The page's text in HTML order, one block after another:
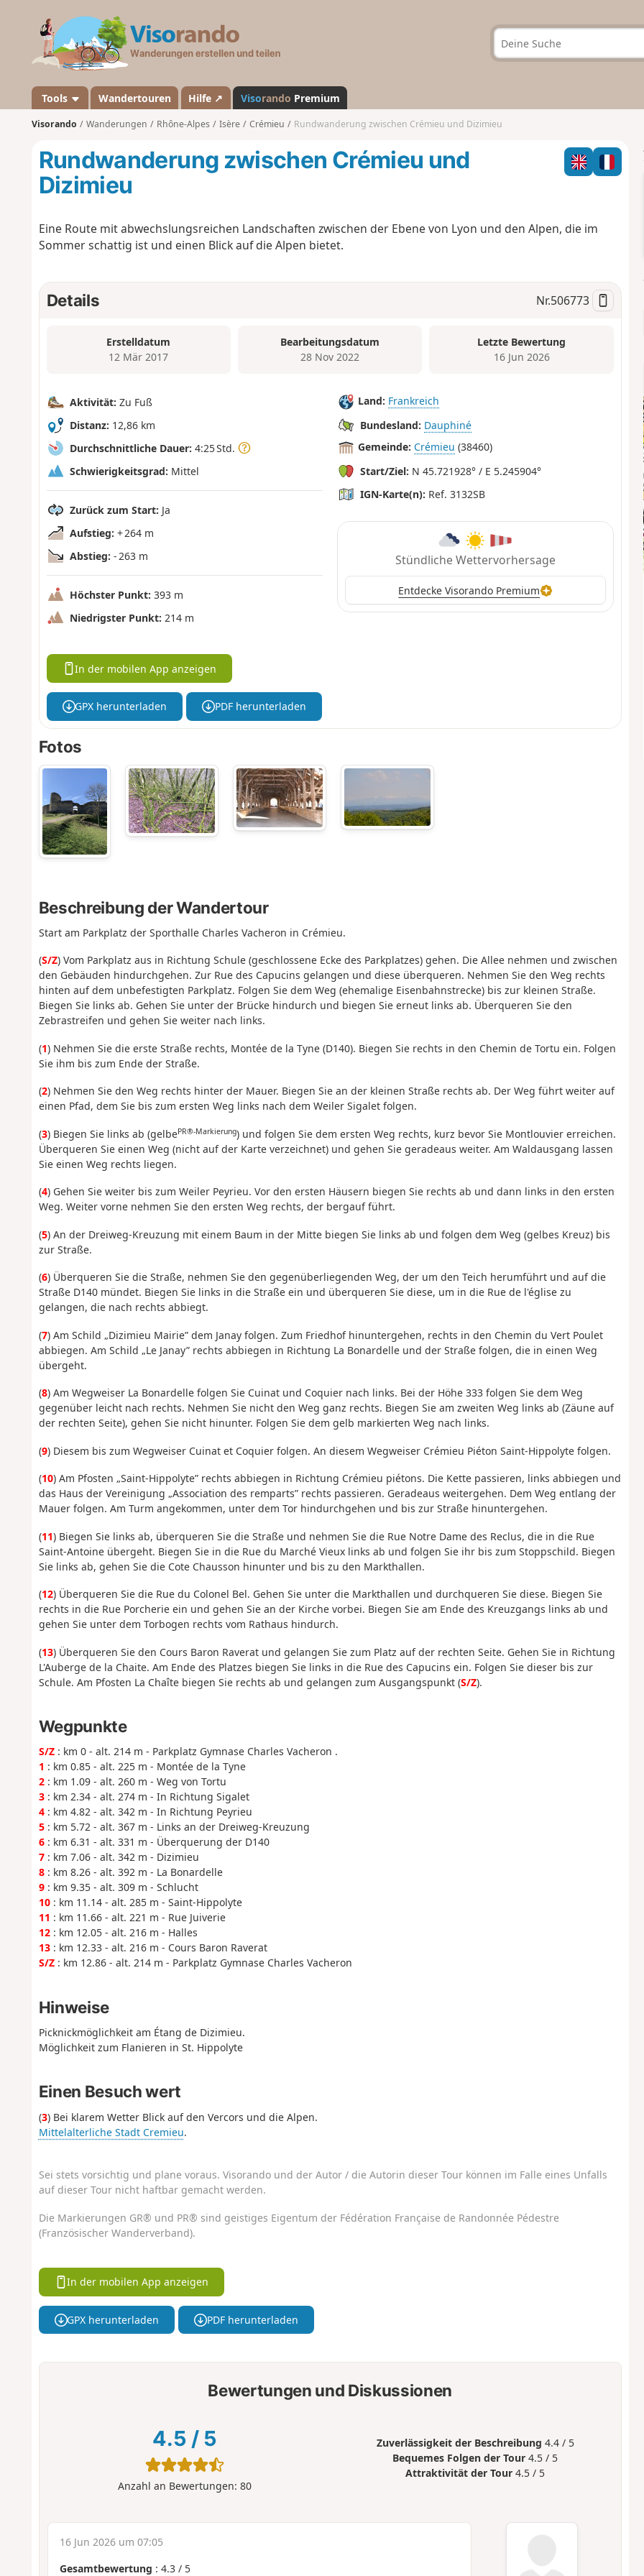
a
n
d
Tools Wandertouren Hilfe ↗ Visorando Premium
Visorando Wanderungen Rhône-Alpes Isère Crémieu Rundwanderung zwischen Crémieu und Dizimieu
Rundwanderung zwischen Crémieu und
Dizimieu
Eine Route mit abwechslungsreichen Landschaften zwischen der Ebene von Lyon und den Alpen, die im
Sommer schattig ist und einen Blick auf die Alpen bietet.
Details Nr.506773
Erstelldatum
12 Mär 2017
Bearbeitungsdatum
28 Nov 2022
Letzte Bewertung
16 Jun 2026
Aktivität: Zu Fuß
Distanz: 12,86 km
Durchschnittliche Dauer: 4:25 Std.
Schwierigkeitsgrad: Mittel
Zurück zum Start: Ja
Aufstieg: + 264 m
Abstieg: - 263 m
Höchster Punkt: 393 m
Niedrigster Punkt: 214 m
Land: Frankreich
Bundesland: Dauphiné
Gemeinde: Crémieu (38460)
Start/Ziel: N 45.721928° / E 5.245904°
IGN-Karte(n): Ref. 3132SB
Stündliche Wettervorhersage
Entdecke Visorando Premium
In der mobilen App anzeigen
GPX herunterladen PDF herunterladen
Fotos
Beschreibung der Wandertour
Start am Parkplatz der Sporthalle Charles Vacheron in Crémieu.
(S/Z) Vom Parkplatz aus in Richtung Schule (geschlossene Ecke des Parkplatzes) gehen. Die Allee nehmen und zwischen
den Gebäuden hindurchgehen. Zur Rue des Capucins gelangen und diese überqueren. Nehmen Sie den Weg rechts
hinten auf dem unbefestigten Parkplatz. Folgen Sie dem Weg (ehemalige Eisenbahnstrecke) bis zur kleinen Straße.
Biegen Sie links ab. Gehen Sie unter der Brücke hindurch und biegen Sie erneut links ab. Überqueren Sie den
Zebrastreifen und gehen Sie weiter nach links.
(1) Nehmen Sie die erste Straße rechts, Montée de la Tyne (D140). Biegen Sie rechts in den Chemin de Tortu ein. Folgen
Sie ihm bis zum Ende der Straße.
(2) Nehmen Sie den Weg rechts hinter der Mauer. Biegen Sie an der kleinen Straße rechts ab. Der Weg führt weiter auf
einen Pfad, dem Sie bis zum ersten Weg links nach dem Weiler Sigalet folgen.
(3) Biegen Sie links ab (gelbePR®-Markierung) und folgen Sie dem ersten Weg rechts, kurz bevor Sie Montlouvier erreichen.
Überqueren Sie einen Weg (nicht auf der Karte verzeichnet) und gehen Sie geradeaus weiter. Am Waldausgang lassen
Sie einen Weg rechts liegen.
(4) Gehen Sie weiter bis zum Weiler Peyrieu. Vor den ersten Häusern biegen Sie rechts ab und dann links in den ersten
Weg. Weiter vorne nehmen Sie den ersten Weg rechts, der bergauf führt.
(5) An der Dreiweg-Kreuzung mit einem Baum in der Mitte biegen Sie links ab und folgen dem Weg (gelbes Kreuz) bis
zur Straße.
(6) Überqueren Sie die Straße, nehmen Sie den gegenüberliegenden Weg, der um den Teich herumführt und auf die
Straße D140 mündet. Biegen Sie links in die Straße ein und überqueren Sie diese, um in die Rue de l'église zu
gelangen, die nach rechts abbiegt.
(7) Am Schild „Dizimieu Mairie” dem Janay folgen. Zum Friedhof hinuntergehen, rechts in den Chemin du Vert Poulet
abbiegen. Am Schild „Le Janay” rechts abbiegen in Richtung La Bonardelle und der Straße folgen, die in einen Weg
übergeht.
(8) Am Wegweiser La Bonardelle folgen Sie Cuinat und Coquier nach links. Bei der Höhe 333 folgen Sie dem Weg
gegenüber leicht nach rechts. Nehmen Sie nicht den Weg ganz rechts. Biegen Sie am zweiten Weg links ab (Zäune auf
der rechten Seite), gehen Sie nicht hinunter. Folgen Sie dem gelb markierten Weg nach links.
(9) Diesem bis zum Wegweiser Cuinat et Coquier folgen. An diesem Wegweiser Crémieu Piéton Saint-Hippolyte folgen.
(10) Am Pfosten „Saint-Hippolyte” rechts abbiegen in Richtung Crémieu piétons. Die Kette passieren, links abbiegen und
das Haus der Vereinigung „Association des remparts” rechts passieren. Geradeaus weitergehen. Dem Weg entlang der
Mauer folgen. Am Turm angekommen, unter dem Tor hindurchgehen und bis zur Straße hinuntergehen.
(11) Biegen Sie links ab, überqueren Sie die Straße und nehmen Sie die Rue Notre Dame des Reclus, die in die Rue
Saint-Antoine übergeht. Biegen Sie in die Rue du Marché Vieux links ab und folgen Sie ihr bis zum Stoppschild. Biegen
Sie links ab, gehen Sie die Cote Chausson hinunter und bis zu den Markthallen.
(12) Überqueren Sie die Rue du Colonel Bel. Gehen Sie unter die Markthallen und durchqueren Sie diese. Biegen Sie
rechts in die Rue Porcherie ein und gehen Sie an der Kirche vorbei. Biegen Sie am Ende des Kreuzgangs links ab und
gehen Sie unter dem Torbogen rechts vom Rathaus hindurch.
(13) Überqueren Sie den Cours Baron Raverat und gelangen Sie zum Platz auf der rechten Seite. Gehen Sie in Richtung
L'Auberge de la Chaite. Am Ende des Platzes biegen Sie links in die Rue des Capucins ein. Folgen Sie dieser bis zur
Schule. Am Pfosten La Chaîte biegen Sie rechts ab und gelangen zum Ausgangspunkt (S/Z).
Wegpunkte
S/Z: km 0 - alt. 214 m - Parkplatz Gymnase Charles Vacheron .
1 : km 0.85 - alt. 225 m - Montée de la Tyne
2: km 1.09 - alt. 260 m - Weg von Tortu
3: km 2.34 - alt. 274 m - In Richtung Sigalet
4: km 4.82 - alt. 342 m - In Richtung Peyrieu
5: km 5.72 - alt. 367 m - Links an der Dreiweg-Kreuzung
6: km 6.31 - alt. 331 m - Überquerung der D140
7: km 7.06 - alt. 342 m - Dizimieu
8: km 8.26 - alt. 392 m - La Bonardelle
9: km 9.35 - alt. 309 m - Schlucht
10: km 11.14 - alt. 285 m - Saint-Hippolyte
11 : km 11.66 - alt. 221 m - Rue Juiverie
12: km 12.05 - alt. 216 m - Halles
13: km 12.33 - alt. 216 m - Cours Baron Raverat
S/Z: km 12.86 - alt. 214 m - Parkplatz Gymnase Charles Vacheron
Hinweise
Picknickmöglichkeit am Étang de Dizimieu.
Möglichkeit zum Flanieren in St. Hippolyte
Einen Besuch wert
(3) Bei klarem Wetter Blick auf den Vercors und die Alpen.
Mittelalterliche Stadt Cremieu.
Sei stets vorsichtig und plane voraus. Visorando und der Autor / die Autorin dieser Tour können im Falle eines Unfalls
auf dieser Tour nicht haftbar gemacht werden.
Die Markierungen GR® und PR® sind geistiges Eigentum der Fédération Française de Randonnée Pédestre
(Französischer Wanderverband).
In der mobilen App anzeigen
GPX herunterladen PDF herunterladen
Bewertungen und Diskussionen
4.5 / 5
Anzahl an Bewertungen: 80
Zuverlässigkeit der Beschreibung 4.4 / 5
Bequemes Folgen der Tour 4.5 / 5
Attraktivität der Tour 4.5 / 5
16 Jun 2026 um 07:05
Gesamtbewertung : 4.3/ 5